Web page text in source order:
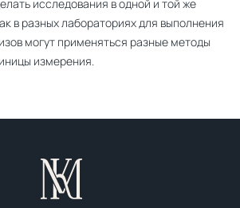
исследования в одной и той же
в разных лабораториях для выполнения
могут применяться разные методы
измерения.